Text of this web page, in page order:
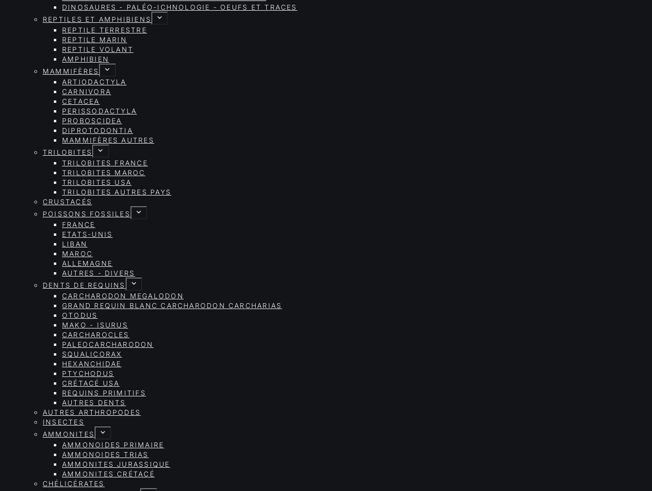
DINOSAURES - PALÉO-ICHNOLOGIE - OEUFS ET TRACES
REPTILES ET AMPHIBIENS
REPTILE TERRESTRE
REPTILE MARIN
REPTILE VOLANT
AMPHIBIEN
MAMMIFÈRES
ARTIODACTYLA
CARNIVORA
CETACEA
PERISSODACTYLA
PROBOSCIDEA
DIPROTODONTIA
MAMMIFÈRES AUTRES
TRILOBITES
TRILOBITES FRANCE
TRILOBITES MAROC
TRILOBITES USA
TRILOBITES AUTRES PAYS
CRUSTACÉS
POISSONS FOSSILES
FRANCE
ETATS-UNIS
LIBAN
MAROC
ALLEMAGNE
AUTRES - DIVERS
DENTS DE REQUINS
CARCHARODON MEGALODON
GRAND REQUIN BLANC CARCHARODON CARCHARIAS
OTODUS
MAKO - ISURUS
CARCHAROCLES
PALEOCARCHARODON
SQUALICORAX
HEXANCHIDAE
PTYCHODUS
CRÉTACÉ USA
REQUINS PRIMITIFS
AUTRES DENTS
AUTRES ARTHROPODES
INSECTES
AMMONITES
AMMONOIDES PRIMAIRE
AMMONOIDES TRIAS
AMMONITES JURASSIQUE
AMMONITES CRÉTACÉ
CHÉLICÉRATES